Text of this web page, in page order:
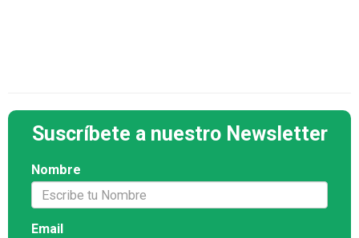
Suscríbete a nuestro Newsletter
Nombre
Email